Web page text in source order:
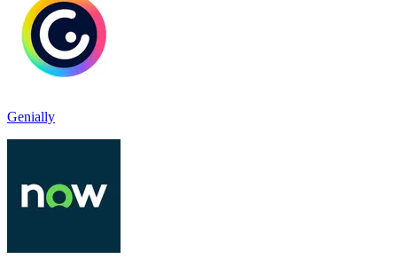
Genially